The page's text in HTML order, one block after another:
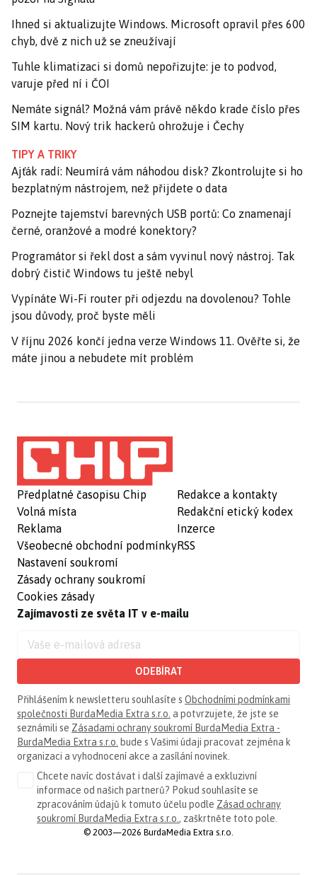
Ihned si aktualizujte Windows. Microsoft opravil přes 600
chyb, dvě z nich už se zneužívají
Tuhle klimatizaci si domů nepořizujte: je to podvod,
varuje před ní i ČOI
Nemáte signál? Možná vám právě někdo krade číslo přes
SIM kartu. Nový trik hackerů ohrožuje i Čechy
TIPY A TRIKY
Ajťák radí: Neumírá vám náhodou disk? Zkontrolujte si ho
bezplatným nástrojem, než přijdete o data
Poznejte tajemství barevných USB portů: Co znamenají
černé, oranžové a modré konektory?
Programátor si řekl dost a sám vyvinul nový nástroj. Tak
dobrý čistič Windows tu ještě nebyl
Vypínáte Wi-Fi router při odjezdu na dovolenou? Tohle
jsou důvody, proč byste měli
V říjnu 2026 končí jedna verze Windows 11. Ověřte si, že
máte jinou a nebudete mít problém
Předplatné časopisu Chip
Volná místa
Reklama
Všeobecné obchodní podmínky
Nastavení soukromí
Zásady ochrany soukromí
Cookies zásady
Redakce a kontakty
Redakční etický kodex
Inzerce
RSS
Zajímavosti ze světa IT v e-mailu
ODEBÍRAT
Přihlášením k newsletteru souhlasíte s Obchodními podmínkami
společnosti BurdaMedia Extra s.r.o. a potvrzujete, že jste se
seznámili se Zásadami ochrany soukromí BurdaMedia Extra -
BurdaMedia Extra s.r.o. bude s Vašimi údaji pracovat zejména k
organizaci a vyhodnocení akce a zasílání novinek.
Chcete navíc dostávat i další zajímavé a exkluzivní
informace od našich partnerů? Pokud souhlasíte se
zpracováním údajů k tomuto účelu podle Zásad ochrany
soukromí BurdaMedia Extra s.r.o., zaškrtněte toto pole.
© 2003—2026 BurdaMedia Extra s.r.o.